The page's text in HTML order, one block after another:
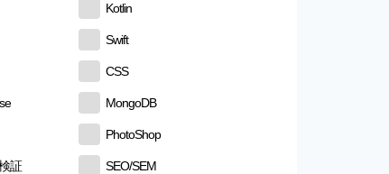
Kotlin
Swift
CSS
MongoDB
PhotoShop
証 SEO/SEM